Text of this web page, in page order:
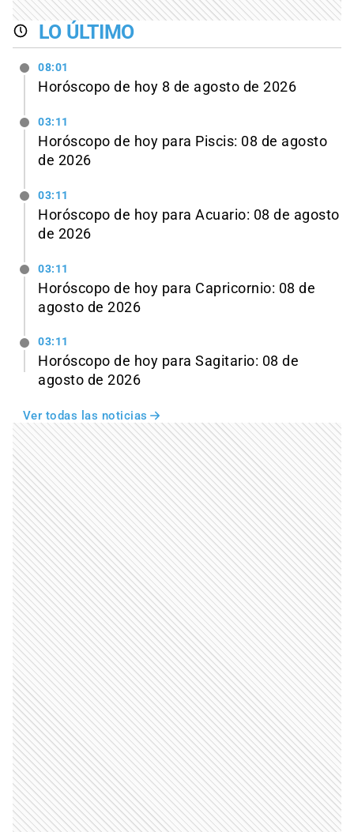
LO ÚLTIMO
08:01
Horóscopo de hoy 8 de agosto de 2026
03:11
Horóscopo de hoy para Piscis: 08 de agosto
de 2026
03:11
Horóscopo de hoy para Acuario: 08 de agosto
de 2026
03:11
Horóscopo de hoy para Capricornio: 08 de
agosto de 2026
03:11
Horóscopo de hoy para Sagitario: 08 de
agosto de 2026
Ver todas las noticias